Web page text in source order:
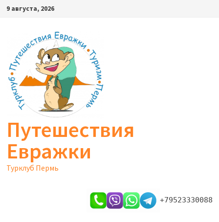
Перейти
содержимому
9 августа, 2026
Путешествия
Евражки
Турклуб Пермь
+79523330088